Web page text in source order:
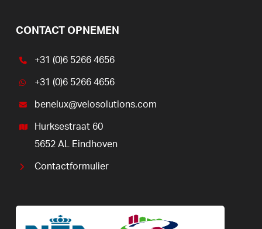
CONTACT OPNEMEN
+31 (0)6 5266 4656
+31 (0)6 5266 4656
benelux@velosolutions.com
Hurksestraat 60
5652 AL Eindhoven
Contactformulier